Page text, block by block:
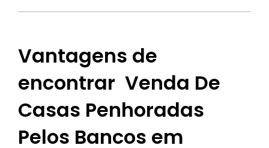
Vantagens de
encontrar Venda De
Casas Penhoradas
Pelos Bancos em